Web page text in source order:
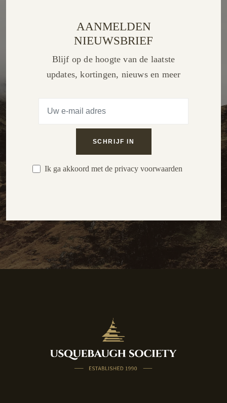
AANMELDEN
NIEUWSBRIEF
Blijf op de hoogte van de laatste
updates, kortingen, nieuws en meer
Ik ga akkoord met de privacy voorwaarden